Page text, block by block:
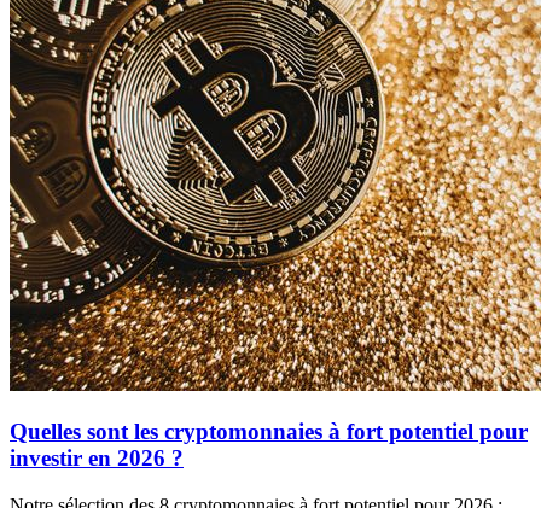
Quelles sont les cryptomonnaies à fort potentiel pour
investir en 2026 ?